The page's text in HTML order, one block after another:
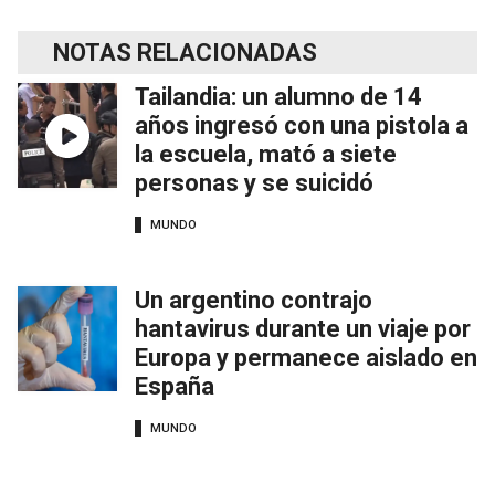
NOTAS RELACIONADAS
Tailandia: un alumno de 14
años ingresó con una pistola a
la escuela, mató a siete
personas y se suicidó
MUNDO
Un argentino contrajo
hantavirus durante un viaje por
Europa y permanece aislado en
España
MUNDO